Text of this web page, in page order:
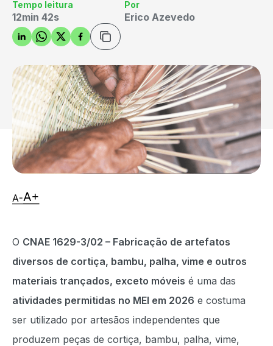
Tempo leitura
12min 42s
Por
Erico Azevedo
O CNAE 1629-3/02 – Fabricação de artefatos
diversos de cortiça, bambu, palha, vime e outros
materiais trançados, exceto móveis é uma das
atividades permitidas no MEI em 2026 e costuma
ser utilizado por artesãos independentes que
produzem peças de cortiça, bambu, palha, vime,